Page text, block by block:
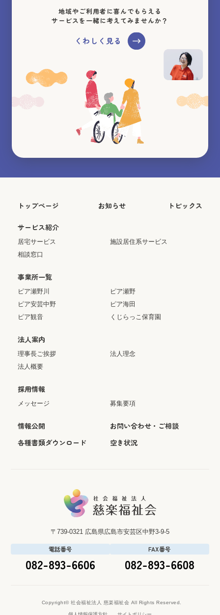
地域やご利用者に喜んでもらえる
サービスを一緒に考えてみませんか？
くわしく見る
〒739-0321 広島県広島市安芸区中野3-9-5
電話番号
082-893-6606
FAX番号
082-893-6608
トップページ お知らせ トピックス
サービス紹介
居宅サービス
施設居住系サービス
相談窓口
事業所一覧
ピア瀬野川
ピア安芸中野
ピア観音
ピア瀬野
ピア海田
くじらっこ保育園
法人案内
理事長ご挨拶
法人理念
法人概要
採用情報
メッセージ 募集要項
情報公開
お問い合わせ・ご相談
各種書類ダウンロード
空き状況
Copyright© 社会福祉法人 慈楽福祉会 All Rights Reserved.